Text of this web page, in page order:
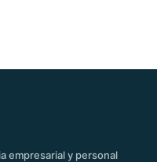
empresarial y personal